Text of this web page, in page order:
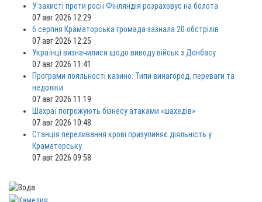
У захисті проти росії Фінляндія розраховує на болота
07 авг 2026 12:29
6 серпня Краматорська громада зазнала 20 обстрілів
07 авг 2026 12:25
Українці визначилися щодо виводу військ з Донбасу
07 авг 2026 11:41
Програми лояльності казино. Типи винагород, переваги та
недоліки
07 авг 2026 11:19
Шахраї погрожують бізнесу атаками «шахедів»
07 авг 2026 10:48
Станція переливання крові призупиняє діяльність у
Краматорську
07 авг 2026 09:58